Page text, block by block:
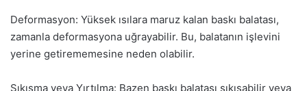
Deformasyon: Yüksek ısılara maruz kalan baskı balatası,
zamanla deformasyona uğrayabilir. Bu, balatanın işlevini
yerine getirememesine neden olabilir.
Sıkışma veya Yırtılma: Bazen baskı balatası sıkışabilir veya